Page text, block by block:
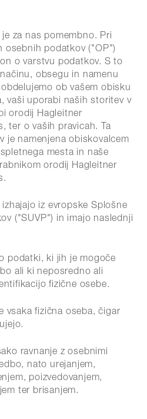
za nas pomembno. Pri
osebnih podatkov ("OP")
o varstvu podatkov. S to
obsegu in namenu
ob vašem obisku
vaši uporabi naših storitev v
orodij Hagleitner
ter o vaših pravicah. Ta
je namenjena obiskovalcem
mesta in naše
orodij Hagleitner
iz evropske Splošne
("SUVP") in imajo naslednji
podatki, ki jih je mogoče
ali ki neposredno ali
fizične osebe.
vsaka fizična oseba, čigar
ravnanje z osebnimi
nato urejanjem,
poizvedovanjem,
ter brisanjem.